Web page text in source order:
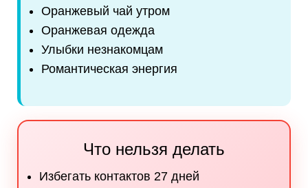
Оранжевый чай утром
Оранжевая одежда
Улыбки незнакомцам
Романтическая энергия
Что нельзя делать
Избегать контактов 27 дней